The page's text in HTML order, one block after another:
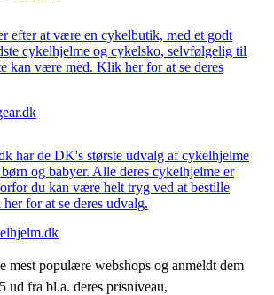
efter at være en cykelbutik, med et godt
cykelhjelme og cykelsko, selvfølgelig til
kan være med. Klik her for at se deres
har de DK's største udvalg af cykelhjelme
og babyer. Alle deres cykelhjelme er
du kan være helt tryg ved at bestille
for at se deres udvalg.
mest populære webshops og anmeldt dem
ud fra bl.a. deres prisniveau,